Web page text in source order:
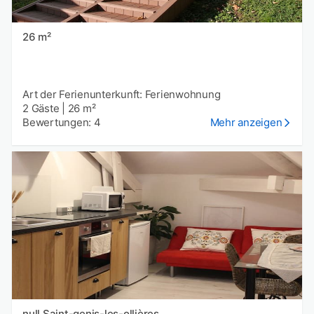
26 m²
Art der Ferienunterkunft: Ferienwohnung
2 Gäste
26 m²
Bewertungen: 4
Mehr anzeigen